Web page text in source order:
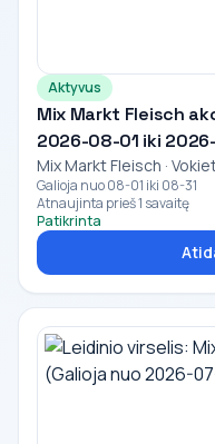
Aktyvus
Mix Markt Fleisch
2026-08-01 iki
Mix Markt Fleisch ·
Galioja nuo 08-01 iki 08-31
Atnaujinta prieš 1 savaitę
Patikrinta